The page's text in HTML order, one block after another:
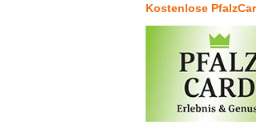
Kostenlose